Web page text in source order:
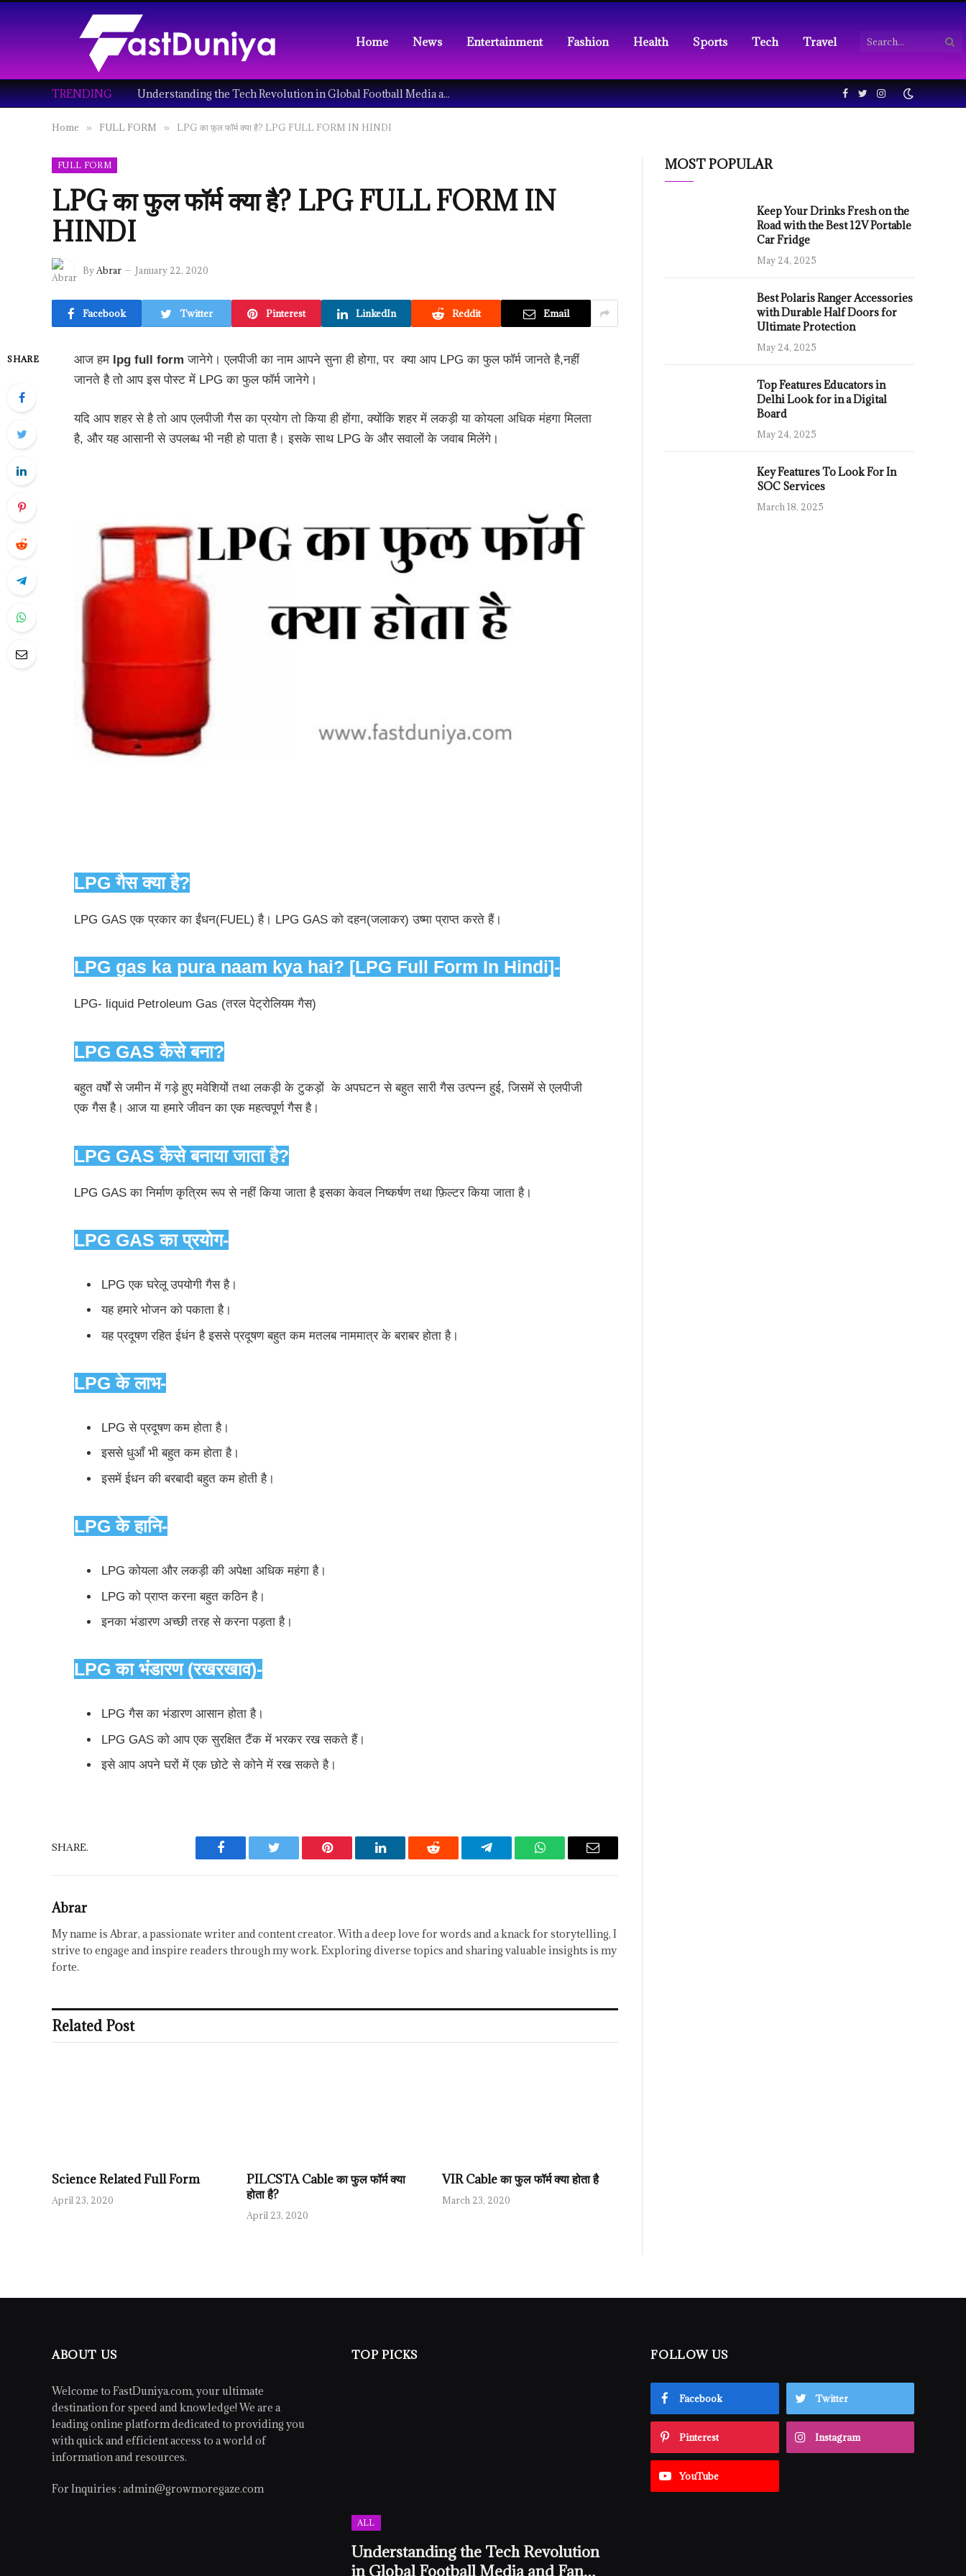
Home News Entertainment Fashion Health Sports Tech Travel
TRENDING Understanding the Tech Revolution in Global Football Media and Fan Culture Facebook
TwitterInstagram
Home » FULL FORM » LPG का फुल फॉर्म क्या है? LPG FULL FORM IN HINDI
FULL FORM
LPG का फुल फॉर्म क्या है? LPG FULL FORM IN
HINDI
ByAbrar January 22, 2020
Facebook Twitter Pinterest LinkedIn Reddit Email
SHARE आज हम lpg full form जानेगे। एलपीजी का नाम आपने सुना ही होगा, पर क्या आप LPG का फुल फॉर्म जानते है,नहीं
जानते है तो आप इस पोस्ट में LPG का फुल फॉर्म जानेगे।
यदि आप शहर से है तो आप एलपीजी गैस का प्रयोग तो किया ही होंगा, क्योंकि शहर में लकड़ी या कोयला अधिक मंहगा मिलता
है, और यह आसानी से उपलब्ध भी नही हो पाता है। इसके साथ LPG के और सवालों के जवाब मिलेंगे।
LPG गैस क्या है?
LPG GAS एक प्रकार का ईंधन(FUEL) है। LPG GAS को दहन(जलाकर) उष्मा प्राप्त करते हैं।
LPG gas ka pura naam kya hai? [LPG Full Form In Hindi]-
LPG- liquid Petroleum Gas (तरल पेट्रोलियम गैस)
LPG GAS कैसे बना?
बहुत वर्षों से जमीन में गड़े हुए मवेशियों तथा लकड़ी के टुकड़ों के अपघटन से बहुत सारी गैस उत्पन्न हुई, जिसमें से एलपीजी
एक गैस है। आज या हमारे जीवन का एक महत्वपूर्ण गैस है।
LPG GAS कैसे बनाया जाता है?
LPG GAS का निर्माण कृत्रिम रूप से नहीं किया जाता है इसका केवल निष्कर्षण तथा फ़िल्टर किया जाता है।
LPG GAS का प्रयोग-
LPG एक घरेलू उपयोगी गैस है।
यह हमारे भोजन को पकाता है।
यह प्रदूषण रहित ईधंन है इससे प्रदूषण बहुत कम मतलब नाममात्र के बराबर होता है।
LPG के लाभ-
LPG से प्रदूषण कम होता है।
इससे धुआँ भी बहुत कम होता है।
इसमें ईधन की बरबादी बहुत कम होती है।
LPG के हानि-
LPG कोयला और लकड़ी की अपेक्षा अधिक महंगा है।
LPG को प्राप्त करना बहुत कठिन है।
इनका भंडारण अच्छी तरह से करना पड़ता है।
LPG का भंडारण (रखरखाव)-
LPG गैस का भंडारण आसान होता है।
LPG GAS को आप एक सुरक्षित टैंक में भरकर रख सकते हैं।
इसे आप अपने घरों में एक छोटे से कोने में रख सकते है।
SHARE.
Facebook Twitter Pinterest LinkedIn Reddit Telegram WhatsAppEmail
Abrar
My name is Abrar, a passionate writer and content creator. With a deep love for words and a knack for storytelling, I
strive to engage and inspire readers through my work. Exploring diverse topics and sharing valuable insights is my
forte.
Related Post
Science Related Full Form
April 23, 2020
PILCSTA Cable का फुल फॉर्म क्या
होता है?
April 23, 2020
VIR Cable का फुल फॉर्म क्या होता है
March 23, 2020
MOST POPULAR
Keep Your Drinks Fresh on the
Road with the Best 12V Portable
Car Fridge
May 24, 2025
Best Polaris Ranger Accessories
with Durable Half Doors for
Ultimate Protection
May 24, 2025
Top Features Educators in
Delhi Look for in a Digital
Board
May 24, 2025
Key Features To Look For In
SOC Services
March 18, 2025
ABOUT US
Welcome to FastDuniya.com, your ultimate
destination for speed and knowledge! We are a
leading online platform dedicated to providing you
with quick and efficient access to a world of
information and resources.
For Inquiries : admin@growmoregaze.com
TOP PICKS
ALL
Understanding the Tech Revolution
in Global Football Media and Fan
FOLLOW US
Facebook Twitter
Pinterest Instagram
YouTube